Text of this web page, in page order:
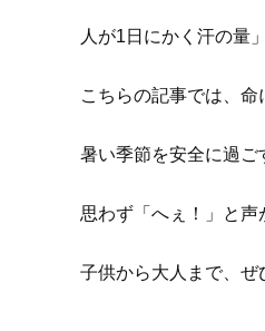
人が1日にかく汗の量
こちらの記事では、
暑い季節を安全に過ご
思わず「へぇ！」と声
子供から大人まで、ぜ